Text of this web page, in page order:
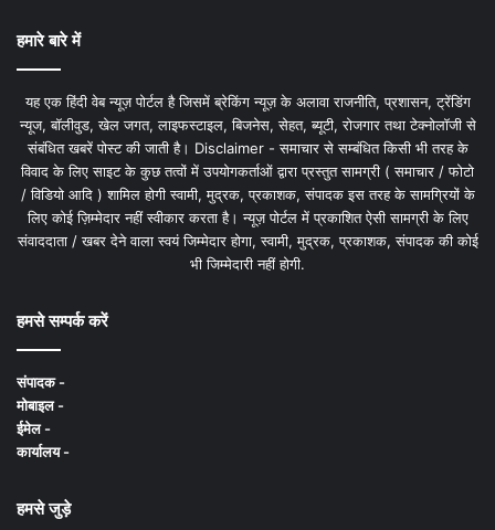
हमारे बारे में
यह एक हिंदी वेब न्यूज़ पोर्टल है जिसमें ब्रेकिंग न्यूज़ के अलावा राजनीति, प्रशासन, ट्रेंडिंग
न्यूज, बॉलीवुड, खेल जगत, लाइफस्टाइल, बिजनेस, सेहत, ब्यूटी, रोजगार तथा टेक्नोलॉजी से
संबंधित खबरें पोस्ट की जाती है। Disclaimer - समाचार से सम्बंधित किसी भी तरह के
विवाद के लिए साइट के कुछ तत्वों में उपयोगकर्ताओं द्वारा प्रस्तुत सामग्री ( समाचार / फोटो
/ विडियो आदि ) शामिल होगी स्वामी, मुद्रक, प्रकाशक, संपादक इस तरह के सामग्रियों के
लिए कोई ज़िम्मेदार नहीं स्वीकार करता है। न्यूज़ पोर्टल में प्रकाशित ऐसी सामग्री के लिए
संवाददाता / खबर देने वाला स्वयं जिम्मेदार होगा, स्वामी, मुद्रक, प्रकाशक, संपादक की कोई
भी जिम्मेदारी नहीं होगी.
हमसे सम्पर्क करें
संपादक -
मोबाइल -
ईमेल -
कार्यालय -
हमसे जुड़े